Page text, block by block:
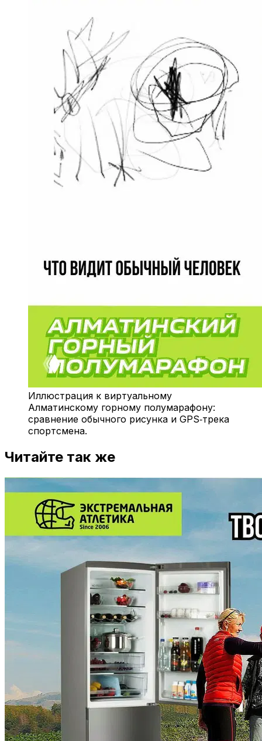
Иллюстрация к виртуальному
Алматинскому горному полумарафону:
сравнение обычного рисунка и GPS‑трека
спортсмена.
Читайте так же